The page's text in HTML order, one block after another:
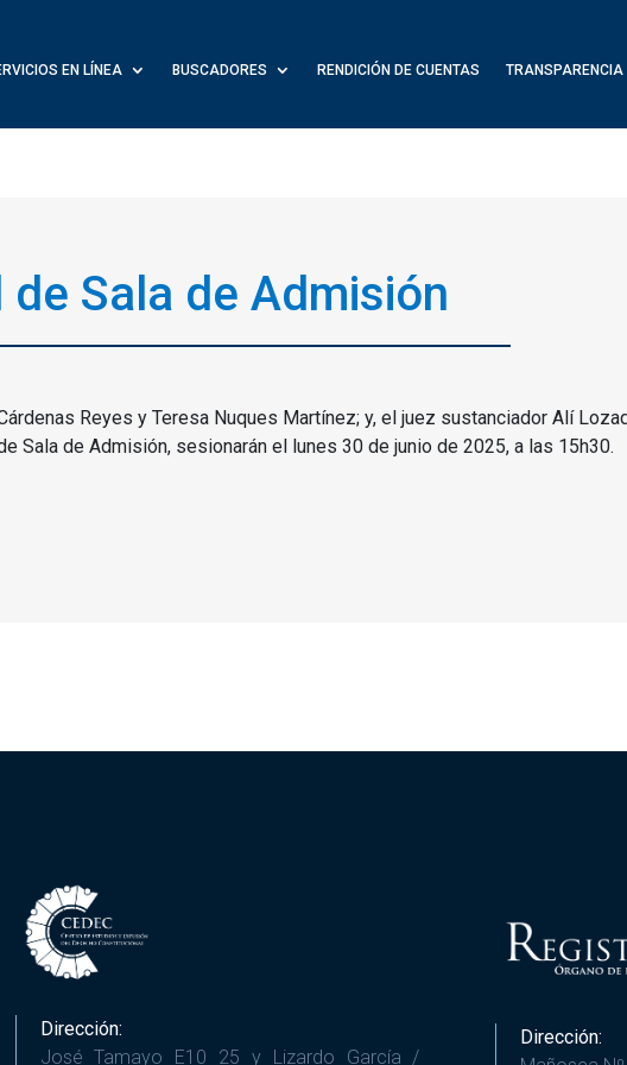
EN LÍNEA BUSCADORES RENDICIÓN DE CUENTAS TRANSPARENCIA
Sala de Admisión
Reyes y Teresa Nuques Martínez; y, el juez sustanciador Alí
Sala de Admisión, sesionarán el lunes 30 de junio de 2025, a las 15h30.
Dirección:
José Tamayo E10 25 y Lizardo García /
Dirección: